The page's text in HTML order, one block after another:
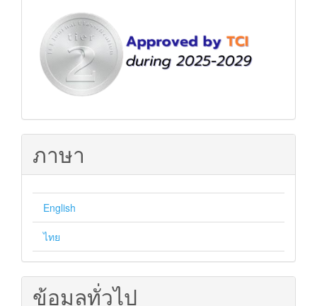
ฐาน
ข้อมูล
TCI
ภาษา
English
ไทย
ข้อมูลทั่วไป